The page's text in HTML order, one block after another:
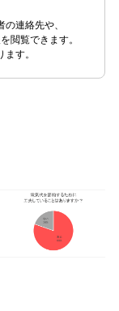
連絡先や、
閲覧できます。
す。